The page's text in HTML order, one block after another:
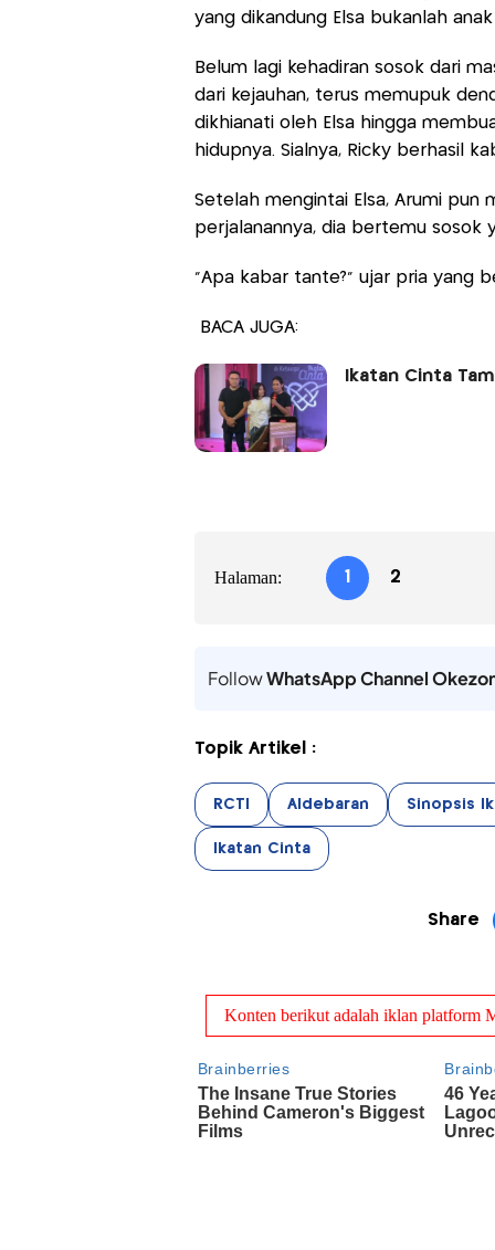
yang dikandung Elsa bukanlah anak
Belum lagi kehadiran sosok dari
dari kejauhan, terus memupuk
dikhianati oleh Elsa hingga
hidupnya. Sialnya, Ricky berhasil
Setelah mengintai Elsa, Arumi pun
perjalanannya, dia bertemu sosok
"Apa kabar tante?" ujar pria yang
BACA JUGA:
Ikatan Cinta
Halaman: 1 2
FollowWhatsApp Channel
Topik Artikel :
RCTI Aldebaran Sinopsis
Ikatan Cinta
Share